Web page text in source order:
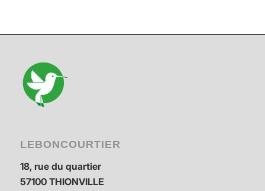
LEBONCOURTIER
18, rue du quartier
57100 THIONVILLE